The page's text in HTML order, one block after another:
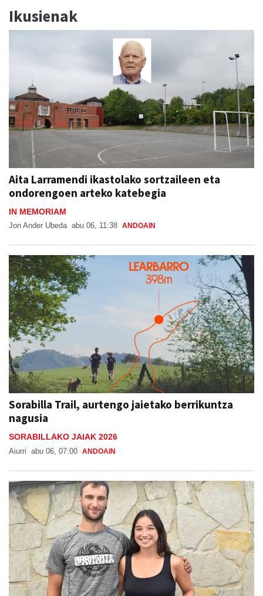
Ikusienak
Aita Larramendi ikastolako sortzaileen eta
ondorengoen arteko katebegia
IN MEMORIAM
Jon Ander Ubeda abu 06, 11:38 ANDOAIN
Sorabilla Trail, aurtengo jaietako berrikuntza
nagusia
SORABILLAKO JAIAK 2026
Aiurri abu 06, 07:00 ANDOAIN